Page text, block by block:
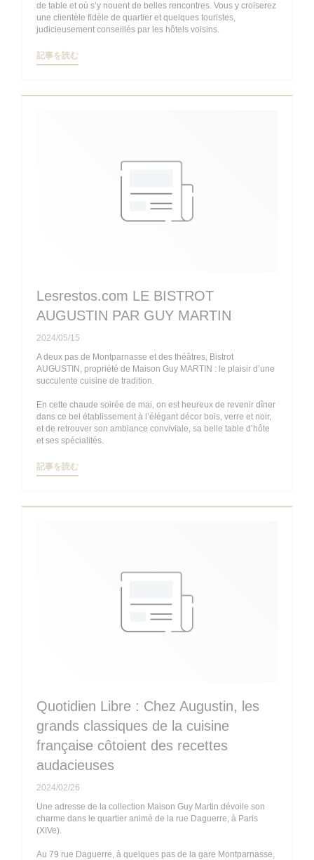
de table et où s’y nouent de belles rencontres. Vous y croiserez
une clientèle fidèle de quartier et quelques touristes,
judicieusement conseillés par les hôtels voisins.
記事を読む((新しいウィンドウで開きます))
Lesrestos.com LE BISTROT
AUGUSTIN PAR GUY MARTIN
2024/05/15
A deux pas de Montparnasse et des théâtres, Bistrot
AUGUSTIN, propriété de Maison Guy MARTIN : le plaisir d’une
succulente cuisine de tradition.
En cette chaude soirée de mai, on est heureux de revenir dîner
dans ce bel établissement à l’élégant décor bois, verre et noir,
et de retrouver son ambiance conviviale, sa belle table d’hôte
et ses spécialités.
記事を読む((新しいウィンドウで開きます))
Quotidien Libre : Chez Augustin, les
grands classiques de la cuisine
française côtoient des recettes
audacieuses
2024/02/26
Une adresse de la collection Maison Guy Martin dévoile son
charme dans le quartier animé de la rue Daguerre, à Paris
(XIVe).
Au 79 rue Daguerre, à quelques pas de la gare Montparnasse,